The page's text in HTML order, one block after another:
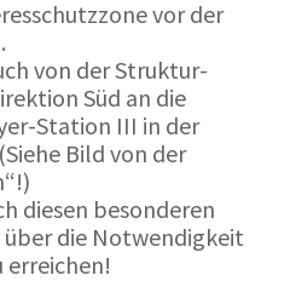
vor der
von der Struktur-
Süd an die
Station III in der
Bild von der
diesen besonderen
über die Notwendigkeit
erreichen!